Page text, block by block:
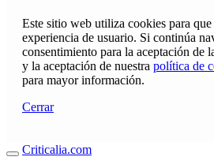
Este sitio web utiliza cookies para
experiencia de usuario. Si continúa
consentimiento para la aceptación de
y la aceptación de nuestra política de
para mayor información.
Cerrar
Criticalia.com